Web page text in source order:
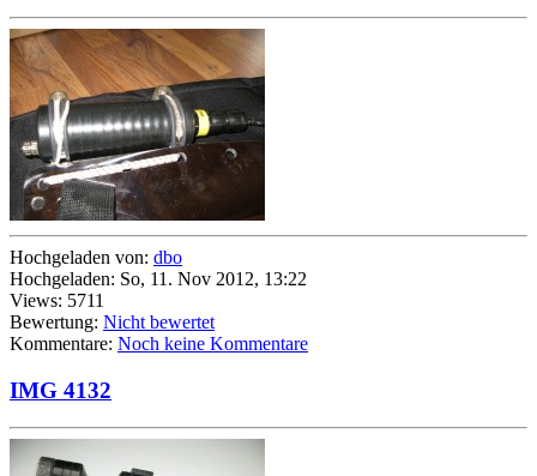
Hochgeladen von: dbo
Hochgeladen: So, 11. Nov 2012, 13:22
Views: 5711
Bewertung: Nicht bewertet
Kommentare: Noch keine Kommentare
IMG 4132